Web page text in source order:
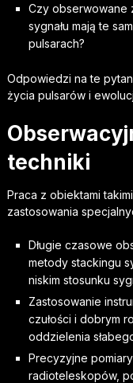
Czy obserwowane
sygnału mają te
pulsarach?
Odpowiedzi na te
życia pulsarów i
techniki
Praca z obiektami
zastosowania
Długie czasowe
metody stackingu
niskim stosunku
Zastosowanie
czułości i dobrym
oddzielenia
Precyzyjne
radioteleskopów,